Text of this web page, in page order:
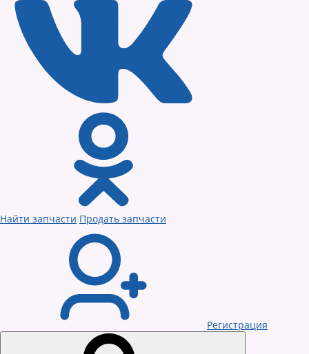
Найти запчасти Продать запчасти
Регистрация